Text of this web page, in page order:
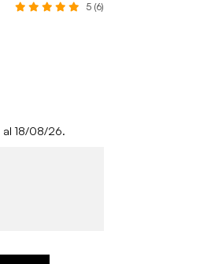
5 (6)
al 18/08/26.